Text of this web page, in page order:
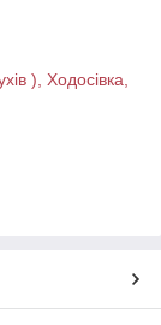
), Ходосівка,